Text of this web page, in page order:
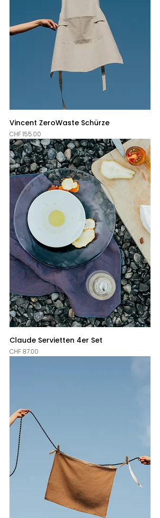
Vincent ZeroWaste Schürze
Price
CHF 155.00
Claude Servietten 4er Set
Price
CHF 87.00